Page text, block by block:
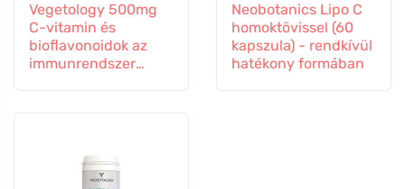
Vegetology 500mg
C-vitamin és
bioflavonoidok az
immunrendszer
Neobotanics Lipo C
homoktövissel (60
kapszula) - rendkívül
hatékony formában